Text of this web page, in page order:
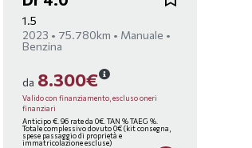
1.5
2023 • 75.780km • Manuale •
Benzina
da 8.300€
Valido con finanziamento, escluso oneri
finanziari
Anticipo €. 96 rate da 0€. TAN % TAEG %.
Totale complessivo dovuto 0€ (kit consegna,
spese passaggio di proprietà e
immatricolazione escluse)